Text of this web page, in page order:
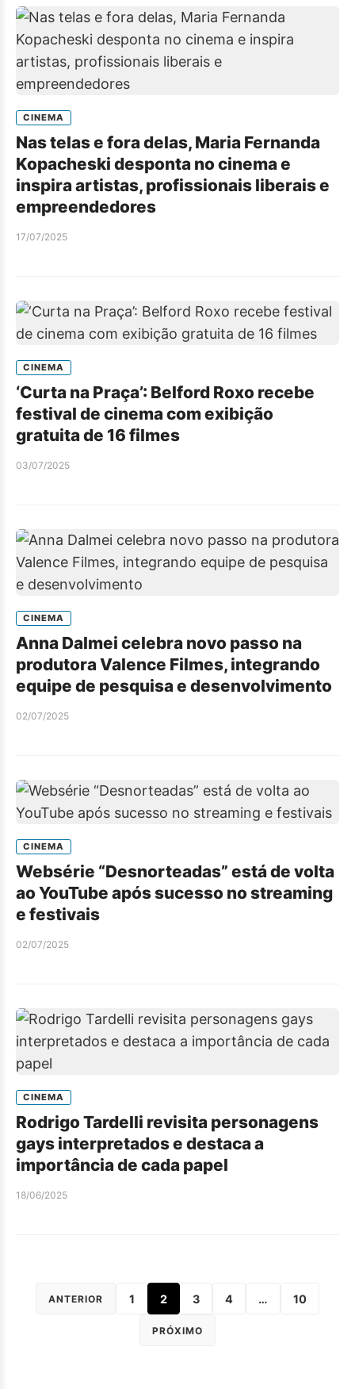
CINEMA
Nas telas e fora delas, Maria Fernanda
Kopacheski desponta no cinema e
inspira artistas, profissionais liberais e
empreendedores
17/07/2025
CINEMA
‘Curta na Praça’: Belford Roxo recebe
festival de cinema com exibição
gratuita de 16 filmes
03/07/2025
CINEMA
Anna Dalmei celebra novo passo na
produtora Valence Filmes, integrando
equipe de pesquisa e desenvolvimento
02/07/2025
CINEMA
Websérie “Desnorteadas” está de volta
ao YouTube após sucesso no streaming
e festivais
02/07/2025
CINEMA
Rodrigo Tardelli revisita personagens
gays interpretados e destaca a
importância de cada papel
18/06/2025
ANTERIOR 1 2 3 4 … 10
PRÓXIMO